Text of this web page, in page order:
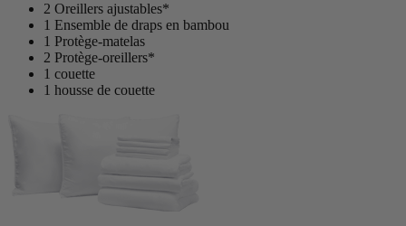
2 Oreillers ajustables*
1 Ensemble de draps en bambou
1 Protège-matelas
2 Protège-oreillers*
1 couette
1 housse de couette